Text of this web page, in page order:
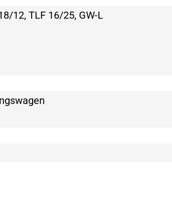
12, TLF 16/25, GW-L